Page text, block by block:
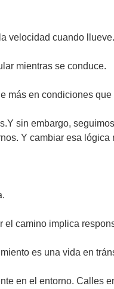
velocidad cuando llueve.
mientras se conduce.
más en condiciones
sin embargo,
Y cambiar esa
el camino implica
es una vida en
en el entorno. Calles